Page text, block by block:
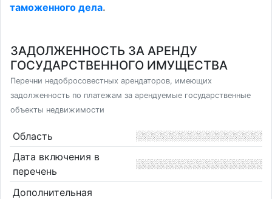
таможенного дела.
ЗАДОЛЖЕННОСТЬ ЗА АРЕНДУ
ГОСУДАРСТВЕННОГО ИМУЩЕСТВА
Перечни недобросовестных арендаторов, имеющих
задолженность по платежам за арендуемые государственные
объекты недвижимости
Область
Дата включения в
перечень
Дополнительная